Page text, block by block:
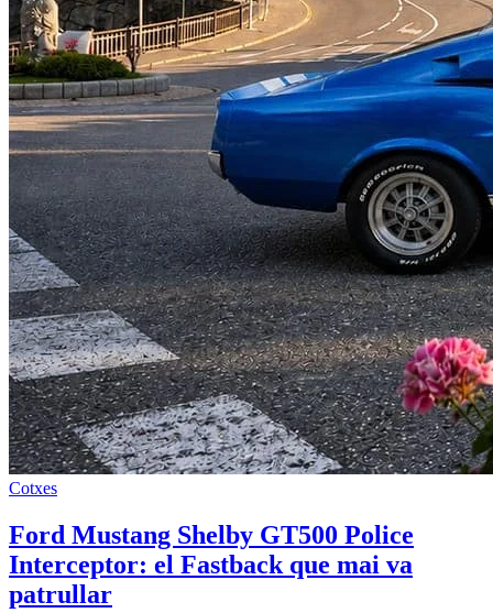
Cotxes
Ford Mustang Shelby GT500 Police
Interceptor: el Fastback que mai va
patrullar